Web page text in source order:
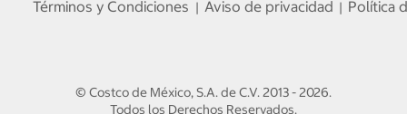
Términos y Condiciones | Aviso de privacidad | Política
© Costco de México, S.A. de C.V.2013 - 2026.
Todos los Derechos Reservados.